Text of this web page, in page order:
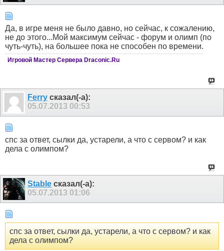
Да, в игре меня не было давно, но сейчас, к сожалению,
не до этого...Мой максимум сейчас - форум и олимп (по
чуть-чуть), на большее пока не способен по времени.
Игровой Мастер Сервера Draconic.Ru
Ferry сказал(-а):
05.07.2013 00:53
cпс за ответ, сылки да, устарели, а что с сервом? и как
дела с олимпом?
Stable сказал(-а):
05.07.2013 01:06
cпс за ответ, сылки да, устарели, а что с сервом? и как
дела с олимпом?